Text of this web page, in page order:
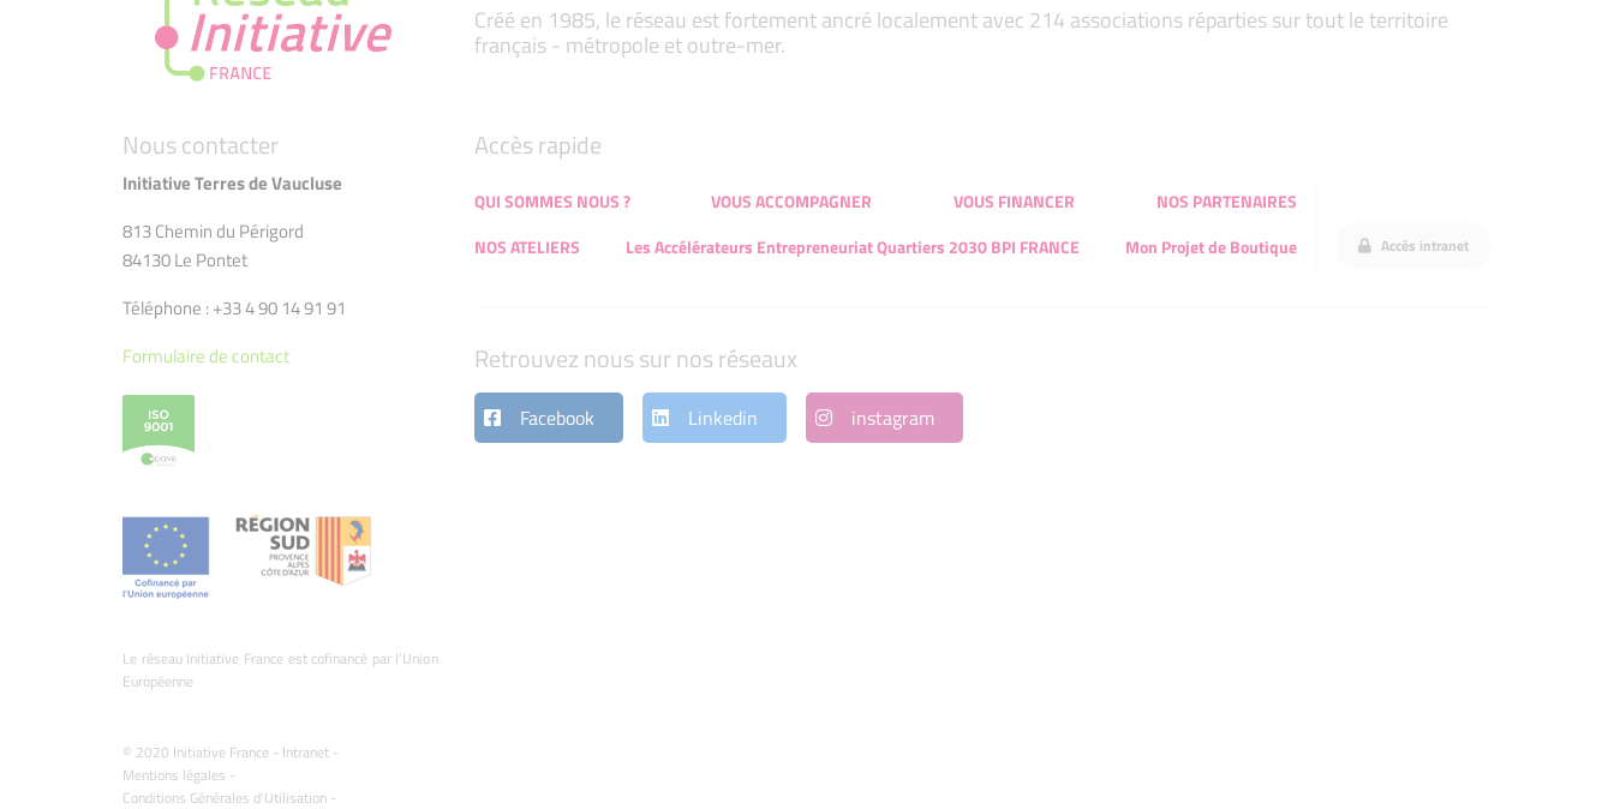
Créé en 1985, le réseau est fortement ancré localement avec 214 associations réparties sur tout le territoire
français - métropole et outre-mer.
Nous contacter
Initiative Terres de Vaucluse
813 Chemin du Périgord
84130 Le Pontet
Téléphone : +33 4 90 14 91 91
Formulaire de contact
Le réseau Initiative France est cofinancé par l’Union
Européenne
© 2020 Initiative France - Intranet -
Mentions légales -
Conditions Générales d'Utilisation -
Accès rapide
QUI SOMMES NOUS ? VOUS ACCOMPAGNER VOUS FINANCER
NOS PARTENAIRES
NOS ATELIERS
Les Accélérateurs Entrepreneuriat Quartiers 2030 BPI FRANCE Mon Projet de Boutique Accès intranet
Retrouvez nous sur nos réseaux
Facebook Linkedin instagram